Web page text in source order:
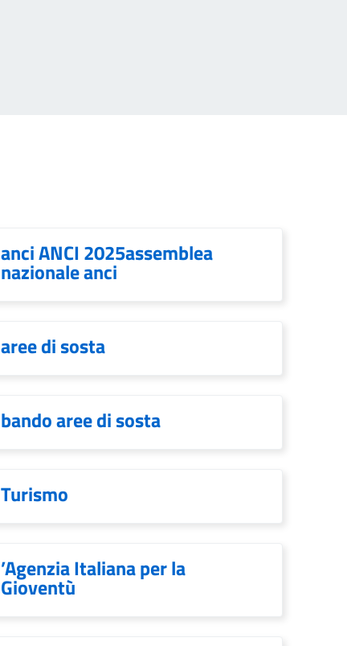
anci ANCI 2025assemblea
nazionale anci
aree di sosta
bando aree di sosta
Turismo
’Agenzia Italiana per la
Gioventù